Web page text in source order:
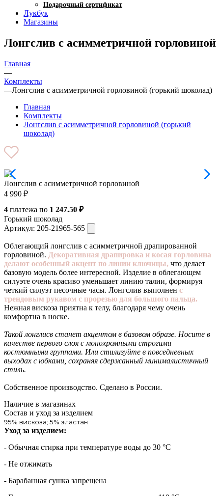
Подарочный сертификат
Лукбук
Магазины
Лонгслив с асимметричной горловиной
Главная
—
Комплекты
—Лонгслив с асимметричной горловиной (горький шоколад)
Главная
Комплекты
Лонгслив с асимметричной горловиной (горький
шоколад)
Лонгслив с асимметричной горловиной
4 990 ₽
4 платежа по 1 247.50 ₽
Горький шоколад
Артикул: 205-21965-565
Облегающий лонгслив с асимметричной драпированной
горловиной. Декоративная драпировка и косая горловина
делают особенный акцент по линии ключицы, что делает
базовую модель более интересной. Изделие в облегающем
силуэте очень красиво уменьшает линию талии, формируя
четкий силуэт песочные часы. Лонгслив выполнен с
трендовым рукавом с прорезью для большого пальца.
Нежная вискоза приятна к телу, благодаря чему очень
комфортна в носке.
Такой лонглисв станет акцентом в базовом образе. Носите в
качестве первого слоя с монохромными строгими
костюмными группами. Или стилизуйте в повседневных
выходах с юбками, сохраняя сдержанный минималистичный
стиль.
Собственное производство. Сделано в России.
Наличие в магазинах
Состав и уход за изделием
95% вискоза; 5% эластан
Уход за изделием:
- Обычная стирка при температуре воды до 30 °C
- Не отжимать
- Барабанная сушка запрещена